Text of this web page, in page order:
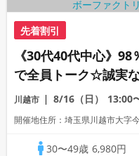
先着割引
《30代40代中心》
で全員トーク☆誠実
ー
川越市 8/16（日） 13:00
開催地住所：埼玉県川越市大
30〜49歳 6,980円